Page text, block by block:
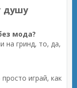
душу
мода?
на гринд, то, да,
играй, как